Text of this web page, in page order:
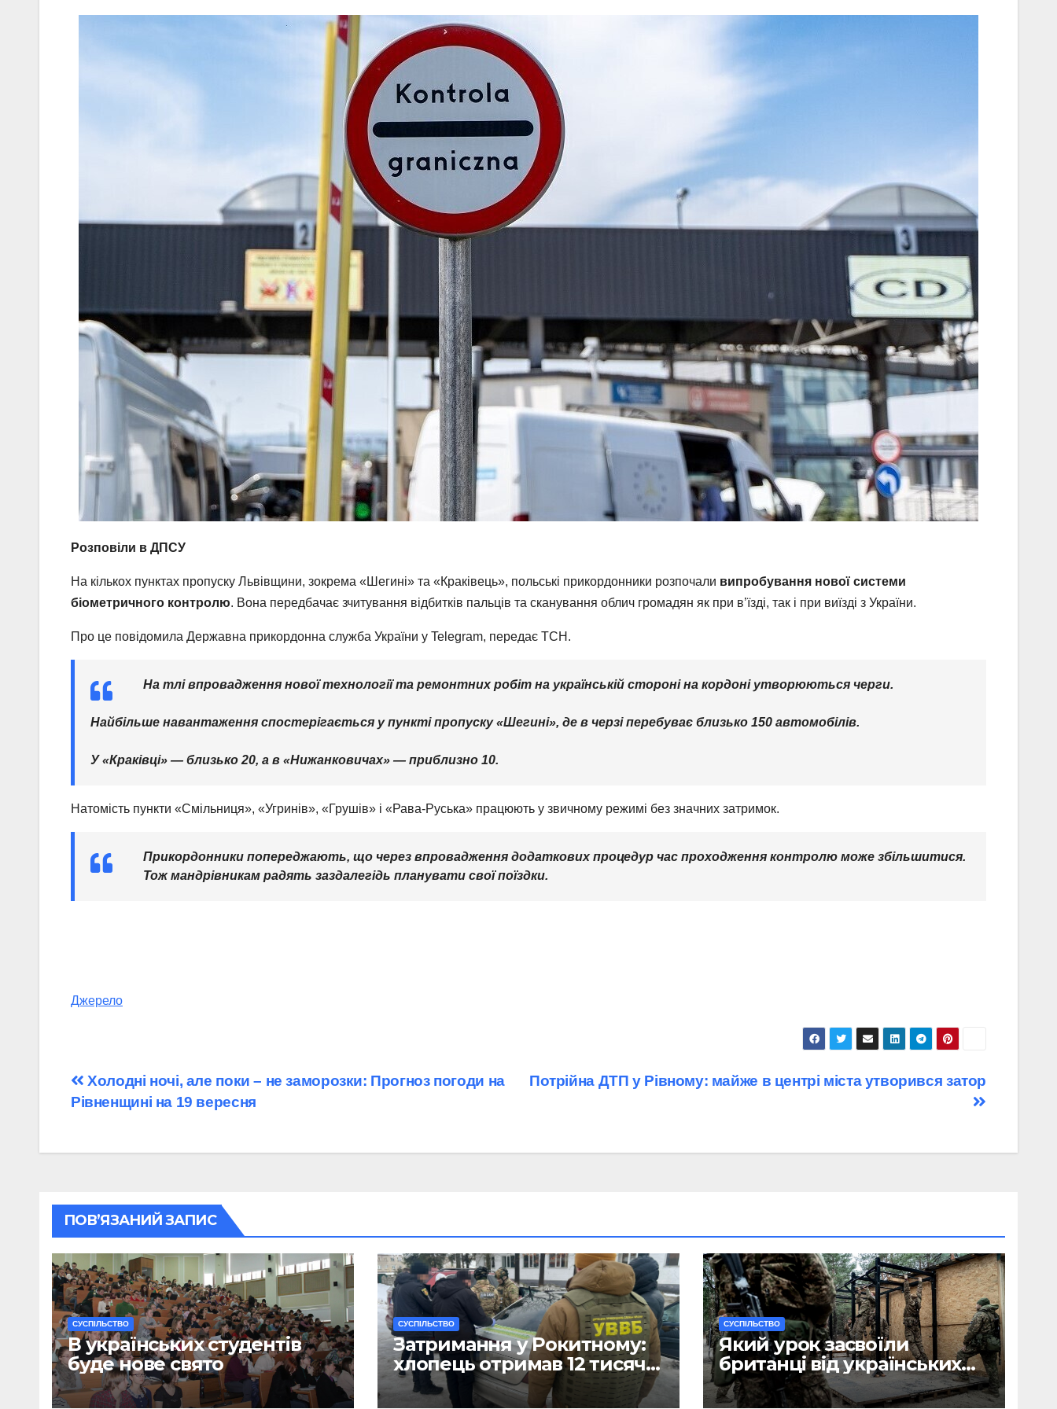
Розповіли в ДПСУ
На кількох пунктах пропуску Львівщини, зокрема «Шегині» та «Краківець», польські прикордонники розпочали випробування нової системи
біометричного контролю. Вона передбачає зчитування відбитків пальців та сканування облич громадян як при в’їзді, так і при виїзді з України.
Про це повідомила Державна прикордонна служба України у Telegram, передає ТСН.
На тлі впровадження нової технології та ремонтних робіт на українській стороні на кордоні утворюються черги.
Найбільше навантаження спостерігається у пункті пропуску «Шегині», де в черзі перебуває близько 150 автомобілів.
У «Краківці» — близько 20, а в «Нижанковичах» — приблизно 10.
Натомість пункти «Смільниця», «Угринів», «Грушів» і «Рава-Руська» працюють у звичному режимі без значних затримок.
Прикордонники попереджають, що через впровадження додаткових процедур час проходження контролю може збільшитися.
Тож мандрівникам радять заздалегідь планувати свої поїздки.
Джерело
Навігація
записів
Потрійна ДТП у Рівному: майже в центрі міста утворився затор
Холодні ночі, але поки – не заморозки: Прогноз погоди на
Рівненщині на 19 вересня
ПОВ’ЯЗАНИЙ ЗАПИС
CУСПІЛЬСТВО
В українських студентів
буде нове свято
CУСПІЛЬСТВО
Затримання у Рокитному:
хлопець отримав 12 тисяч
Євро за допомогу
чоловікам
CУСПІЛЬСТВО
Який урок засвоїли
британці від українських
військових?